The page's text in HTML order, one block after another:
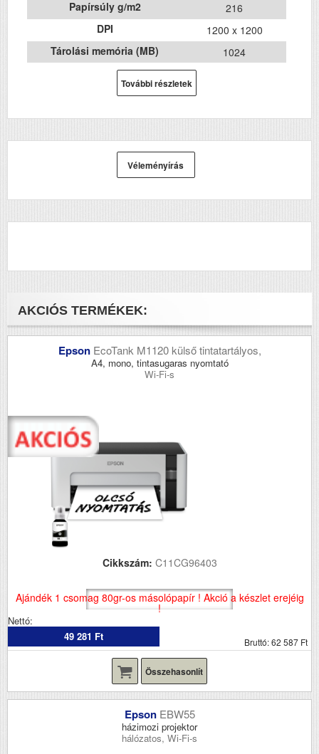
Papírsúly g/m2
216
DPI
1200 x 1200
Tárolási memória (MB)
1024
Havi terhelhetőség (oldal/hó)
Első fekete nyomat
ADF (automatikus lapolvasó)
DADF (automatikus
kétoldalas lapolvasás)
Igen
Technológia
Hálozat
Igen
Wifi
Nem
Szkennelés
igen
További részletek
Véleményírás
AKCIÓS TERMÉKEK:
Epson EcoTank M1120 külső tintatartályos,
A4, mono, tintasugaras nyomtató
Wi-Fi-s
Cikkszám: C11CG96403
Ajándék 1 csomag 80gr-os másolópapír ! Akció a készlet erejéig
!
Nettó:
49 281 Ft
Bruttó: 62 587 Ft
Összehasonlít
Epson EBW55
házimozi projektor
hálózatos, Wi-Fi-s